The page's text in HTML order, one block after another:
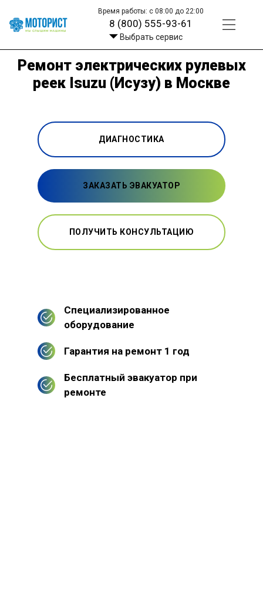
Время работы: с 08:00 до 22:00
8 (800) 555-93-61
Выбрать сервис
Ремонт электрических рулевых
реек Isuzu (Исузу) в Москве
ДИАГНОСТИКА
ЗАКАЗАТЬ ЭВАКУАТОР
ПОЛУЧИТЬ КОНСУЛЬТАЦИЮ
Специализированное
оборудование
Гарантия на ремонт 1 год
Бесплатный эвакуатор при
ремонте